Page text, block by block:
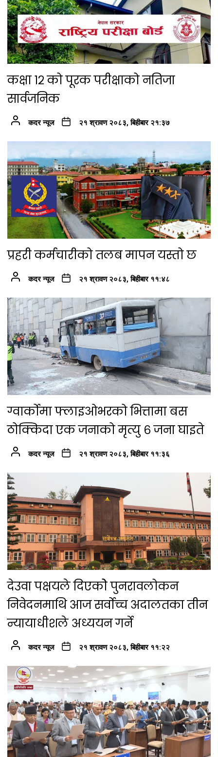
कक्षा १२ को पूरक परीक्षाको नतिजा
सार्वजनिक
कदर न्यूज २१ श्रावण २०८३, बिहीबार २१:३७
प्रहरी कर्मचारीको तलब मापन यस्तो छ
कदर न्यूज २१ श्रावण २०८३, बिहीबार ११:४८
ग्वार्कोमा फ्लाइओभरको भित्तामा बस
ठोक्किदा एक जनाको मृत्यु ६ जना घाइते
कदर न्यूज २१ श्रावण २०८३, बिहीबार ११:३६
देउवा पक्षयले दिएकोे पुनरावलोकन
निवेदनमाथि आज सर्वोच्च अदालतका तीन
न्यायाधीशले अध्ययन गर्ने
कदर न्यूज २१ श्रावण २०८३, बिहीबार ११:२२